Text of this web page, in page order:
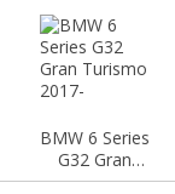
BMW 6 Series
G32 Gran
Turismo 2017-